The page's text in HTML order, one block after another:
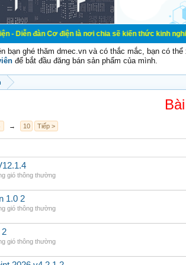
Cơ điện là nơi chia sẽ kiến thức kinh nghiệm
bạn ghé thăm dmec.vn và có thắc mắc, bạn có
để bắt đầu đăng bán sản phẩm của mình.
→ 10 Tiếp >
gió thông thường
1.0 2
gió thông thường
2
gió thông thường